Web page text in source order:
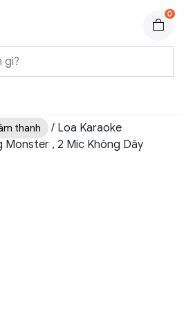
0
thanh
/ Loa Karaoke
, 2 Mic Không Dây